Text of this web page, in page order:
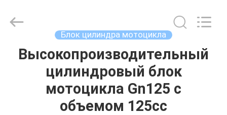
ДОМ
ПРОДУКТЫ
Rights
Блок цилиндра мотоцикла
Высокопроизводительный
цилиндровый блок
мотоцикла Gn125 с
объемом 125cc